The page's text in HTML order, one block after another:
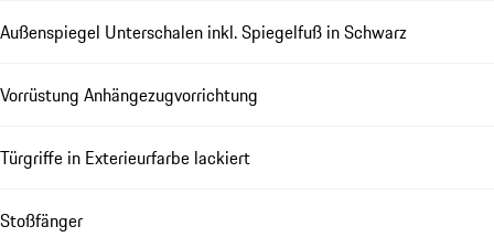
Außenspiegel Unterschalen inkl. Spiegelfuß in Schwarz
Vorrüstung Anhängezugvorrichtung
Türgriffe in Exterieurfarbe lackiert
Stoßfänger